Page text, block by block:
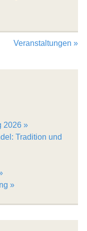
Veranstaltungen »
2026
Tradition und